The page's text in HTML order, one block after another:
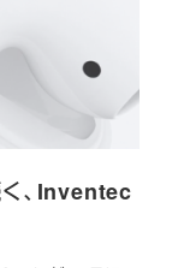
、Inventec